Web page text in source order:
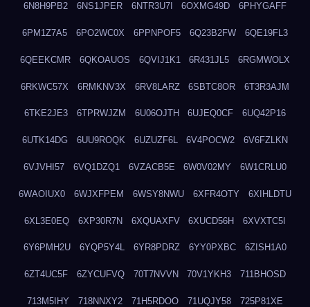
6N8H9PB2 6NS1JPER 6NTR3U7I 6OXMG49D 6PHYGAFF
6PM1Z7A5 6PO2WC0X 6PPNPOF5 6Q23B2FW 6QE19FL3
6QEEKCMR 6QKOAUOS 6QVIJ1K1 6R431JL5 6RGMWOLX
6RKWC57X 6RMKNV3X 6RV8LARZ 6SBTC8OR 6T3R3AJM
6TKE2JE3 6TPRWJZM 6U06OJTH 6UJEQ0CF 6UQ42P16
6UTK14DG 6UU9ROQK 6UZUZF6L 6V4POCW2 6V6FZLKN
6VJVHI57 6VQ1DZQ1 6VZACB5E 6W0V02MY 6W1CRLU0
6WAOIUX0 6WJXFPEM 6WSY8NWU 6XFR4OTY 6XIHLDTU
6XL3E0EQ 6XP30R7N 6XQUAXFV 6XUCD56H 6XVXTC5I
6Y6PMH2U 6YQP5Y4L 6YR8PDRZ 6YY0PXBC 6ZISH1A0
6ZT4UC5F 6ZYCUFVQ 70T7NVVN 70V1YKH3 711BHOSD
713M5IHY 718NNXY2 71H5RDOO 71UQJY58 725P81XE